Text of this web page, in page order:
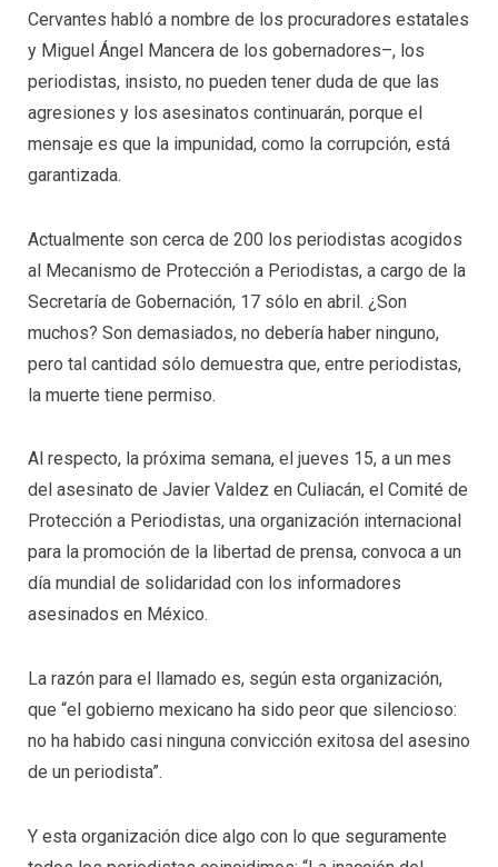
Cervantes habló a nombre de los procuradores estatales
y Miguel Ángel Mancera de los gobernadores–, los
periodistas, insisto, no pueden tener duda de que las
agresiones y los asesinatos continuarán, porque el
mensaje es que la impunidad, como la corrupción, está
garantizada.
Actualmente son cerca de 200 los periodistas acogidos
al Mecanismo de Protección a Periodistas, a cargo de la
Secretaría de Gobernación, 17 sólo en abril. ¿Son
muchos? Son demasiados, no debería haber ninguno,
pero tal cantidad sólo demuestra que, entre periodistas,
la muerte tiene permiso.
Al respecto, la próxima semana, el jueves 15, a un mes
del asesinato de Javier Valdez en Culiacán, el Comité de
Protección a Periodistas, una organización internacional
para la promoción de la libertad de prensa, convoca a un
día mundial de solidaridad con los informadores
asesinados en México.
La razón para el llamado es, según esta organización,
que “el gobierno mexicano ha sido peor que silencioso:
no ha habido casi ninguna convicción exitosa del asesino
de un periodista”.
Y esta organización dice algo con lo que seguramente